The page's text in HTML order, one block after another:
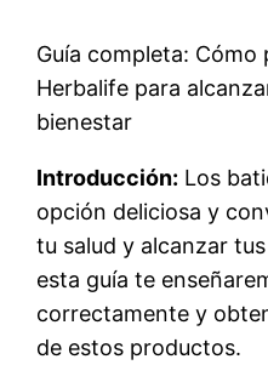
Guía completa:
Herbalife para
bienestar
Introducción: Los
opción deliciosa y
tu salud y alcanzar
esta guía te
correctamente y
de estos productos.